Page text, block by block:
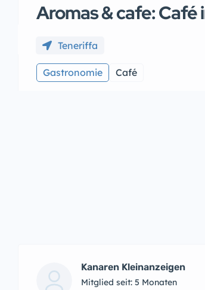
Aromas & cafe:
Teneriffa
Gastronomie Café
Kanaren Kleinanzeigen
Mitglied seit: 5 Monaten